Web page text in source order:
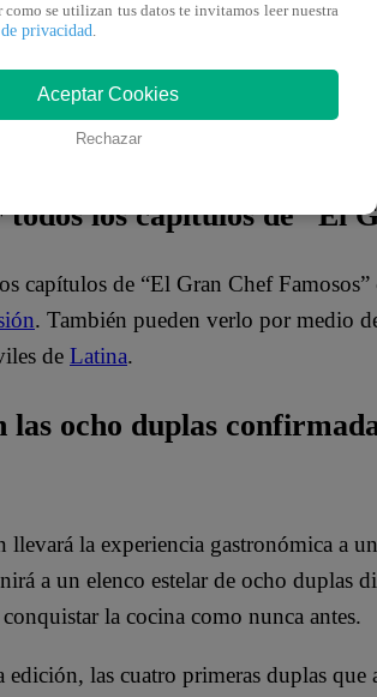
todos los capítulos de “El
capítulos de “El Gran Chef
. También pueden verlo por medio
de Latina.
las ocho duplas
llevará la experiencia gastronómica a
a un elenco estelar de ocho duplas
la cocina como nunca antes.
edición, las cuatro primeras duplas
como se utilizan tus datos te invitamos leer nuestra
privacidad
Aceptar Cookies
Rechazar